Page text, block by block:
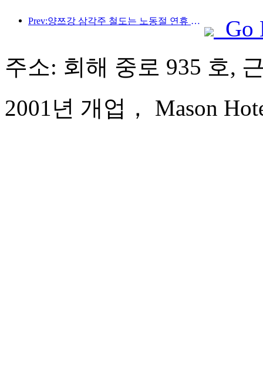
Prev:양쯔강 삼각주 철도는 노동절 연휴 기간 동안 2,138만 명이 넘는 승객을 수송했습니다.
Go
주소: 회해 중로 935 호,
2001년 개업， Mason